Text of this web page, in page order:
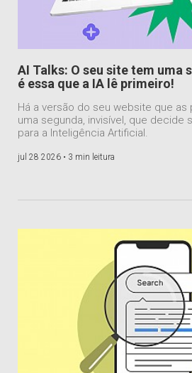
AI Talks: O seu site tem uma
é essa que a IA lê primeiro!
Há a versão do seu website que as
uma segunda, invisível, que decide
para a Inteligência Artificial.
jul 28 2026 • 3 min leitura